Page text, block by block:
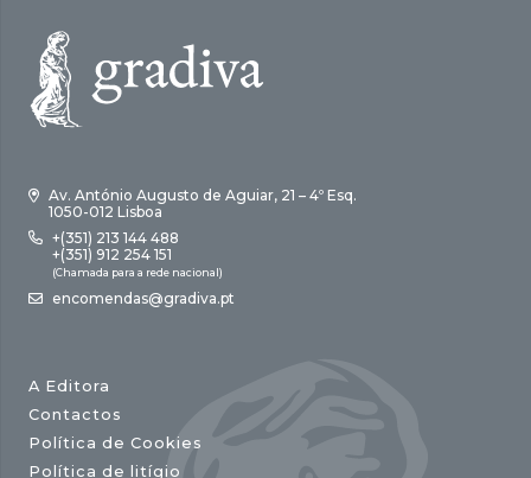
Av. António Augusto de Aguiar, 21 – 4º Esq.
1050-012 Lisboa
+(351) 213 144 488
+(351) 912 254 151
(Chamada para a rede nacional)
encomendas@gradiva.pt
A Editora
Contactos
Política de Cookies
Política de litígio